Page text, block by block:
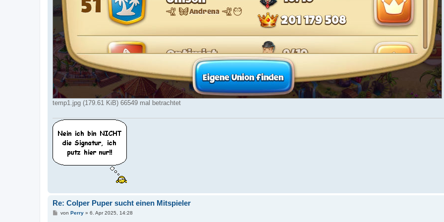
temp1.jpg (179.61 KiB) 66549 mal betrachtet
Re: Colper Puper sucht einen Mitspieler
Bvon Perry» 6. Apr 2025, 14:28